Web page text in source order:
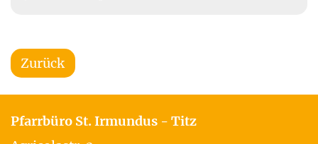
Zurück
Pfarrbüro St. Irmundus - Titz